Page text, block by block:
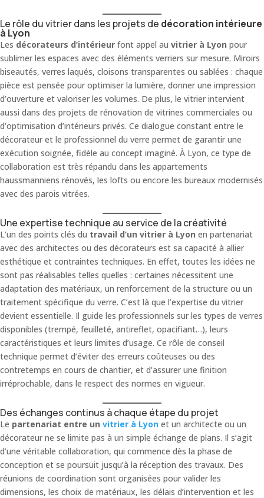
Le rôle du vitrier dans les projets de décoration intérieure
à Lyon
Les décorateurs d’intérieur font appel au vitrier à Lyon pour
sublimer les espaces avec des éléments verriers sur mesure. Miroirs
biseautés, verres laqués, cloisons transparentes ou sablées : chaque
pièce est pensée pour optimiser la lumière, donner une impression
d’ouverture et valoriser les volumes. De plus, le vitrier intervient
aussi dans des projets de rénovation de vitrines commerciales ou
d’optimisation d’intérieurs privés. Ce dialogue constant entre le
décorateur et le professionnel du verre permet de garantir une
exécution soignée, fidèle au concept imaginé. À Lyon, ce type de
collaboration est très répandu dans les appartements
haussmanniens rénovés, les lofts ou encore les bureaux modernisés
avec des parois vitrées.
Une expertise technique au service de la créativité
L’un des points clés du travail d’un vitrier à Lyon en partenariat
avec des architectes ou des décorateurs est sa capacité à allier
esthétique et contraintes techniques. En effet, toutes les idées ne
sont pas réalisables telles quelles : certaines nécessitent une
adaptation des matériaux, un renforcement de la structure ou un
traitement spécifique du verre. C’est là que l’expertise du vitrier
devient essentielle. Il guide les professionnels sur les types de verres
disponibles (trempé, feuilleté, antireflet, opacifiant…), leurs
caractéristiques et leurs limites d’usage. Ce rôle de conseil
technique permet d’éviter des erreurs coûteuses ou des
contretemps en cours de chantier, et d’assurer une finition
irréprochable, dans le respect des normes en vigueur.
Des échanges continus à chaque étape du projet
Le partenariat entre un vitrier à Lyon et un architecte ou un
décorateur ne se limite pas à un simple échange de plans. Il s’agit
d’une véritable collaboration, qui commence dès la phase de
conception et se poursuit jusqu’à la réception des travaux. Des
réunions de coordination sont organisées pour valider les
dimensions, les choix de matériaux, les délais d’intervention et les